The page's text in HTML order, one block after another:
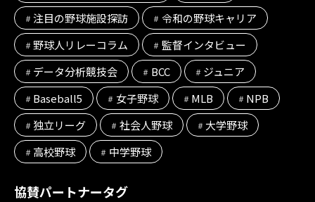
注目の野球施設探訪
令和の野球キャリア
野球人リレーコラム
監督インタビュー
データ分析競技会
BCC
ジュニア
Baseball5
女子野球 MLB
NPB
独立リーグ
社会人野球
大学野球
高校野球
中学野球
協賛パートナータグ